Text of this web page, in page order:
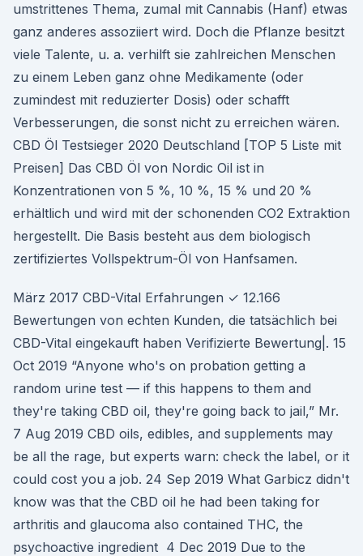
umstrittenes Thema, zumal mit Cannabis (Hanf) etwas
ganz anderes assoziiert wird. Doch die Pflanze besitzt
viele Talente, u. a. verhilft sie zahlreichen Menschen
zu einem Leben ganz ohne Medikamente (oder
zumindest mit reduzierter Dosis) oder schafft
Verbesserungen, die sonst nicht zu erreichen wären.
CBD Öl Testsieger 2020 Deutschland [TOP 5 Liste mit
Preisen] Das CBD Öl von Nordic Oil ist in
Konzentrationen von 5 %, 10 %, 15 % und 20 %
erhältlich und wird mit der schonenden CO2 Extraktion
hergestellt. Die Basis besteht aus dem biologisch
zertifiziertes Vollspektrum-Öl von Hanfsamen.
März 2017 CBD-Vital Erfahrungen ✓ 12.166
Bewertungen von echten Kunden, die tatsächlich bei
CBD-Vital eingekauft haben Verifizierte Bewertung|. 15
Oct 2019 “Anyone who's on probation getting a
random urine test — if this happens to them and
they're taking CBD oil, they're going back to jail,” Mr.
7 Aug 2019 CBD oils, edibles, and supplements may
be all the rage, but experts warn: check the label, or it
could cost you a job. 24 Sep 2019 What Garbicz didn't
know was that the CBD oil he had been taking for
arthritis and glaucoma also contained THC, the
psychoactive ingredient 4 Dec 2019 Due to the